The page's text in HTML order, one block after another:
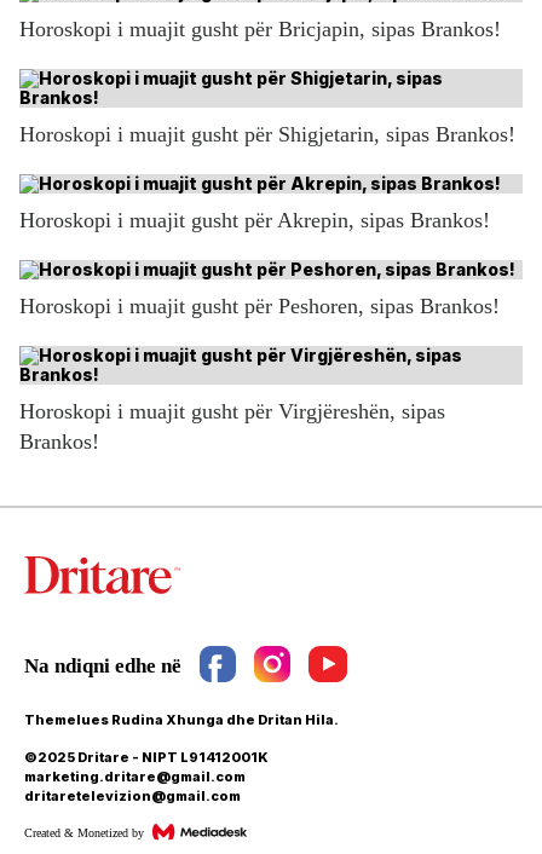
Horoskopi i muajit gusht për Bricjapin, sipas Brankos!
Horoskopi i muajit gusht për Shigjetarin, sipas Brankos!
Horoskopi i muajit gusht për Akrepin, sipas Brankos!
Horoskopi i muajit gusht për Peshoren, sipas Brankos!
Horoskopi i muajit gusht për Virgjëreshën, sipas
Brankos!
Themelues Rudina Xhunga dhe Dritan Hila.
©2025 Dritare - NIPT L91412001K
marketing.dritare@gmail.com
dritaretelevizion@gmail.com
Created & Monetized by